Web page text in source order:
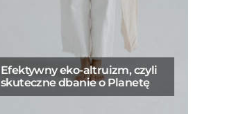
Efektywny eko-altruizm, czyli
skuteczne dbanie o Planetę